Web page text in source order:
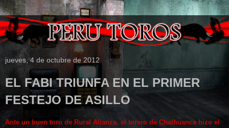
jueves, 4 de octubre de 2012
EL FABI TRIUNFA EN EL PRIMER
FESTEJO DE ASILLO
Ante un buen toro de Rural Alianza, el torero de Chalhuanca hizo el